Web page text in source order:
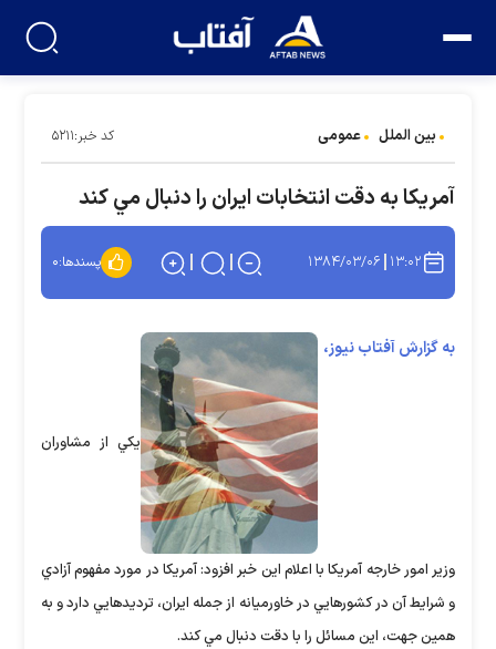
بین الملل عمومی کد خبر:۵۲۱۱
آمريكا به دقت انتخابات ايران را دنبال مي كند
۱۳:۰۲ ۱۳۸۴/۰۳/۰۶ پسندها:۰
به گزارش آفتاب نیوز،
يكي از مشاوران
وزير امور خارجه آمريكا با اعلام اين خبر افزود: آمريكا در مورد مفهوم آزادي
و شرايط آن در كشورهايي در خاورميانه از جمله ايران، ترديدهايي دارد و به
همين جهت، اين مسائل را با دقت دنبال مي كند.